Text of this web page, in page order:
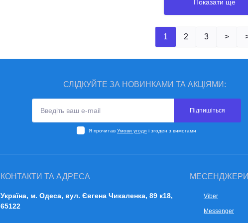
Показати ще
1 2 3 >
СЛІДКУЙТЕ ЗА НОВИНКАМИ ТА АКЦІЯМИ:
Підпишіться
Я прочитав Умови угоди і згоден з вимогами
КОНТАКТИ ТА АДРЕСА
Українa, м. Одеса, вул. Євгена Чикаленка, 89 к18,
65122
МЕСЕНДЖЕРИ
Viber
Messenger